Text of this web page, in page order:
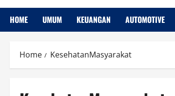
HOME UMUM KEUANGAN AUTOMOTIVE
Home KesehatanMasyarakat